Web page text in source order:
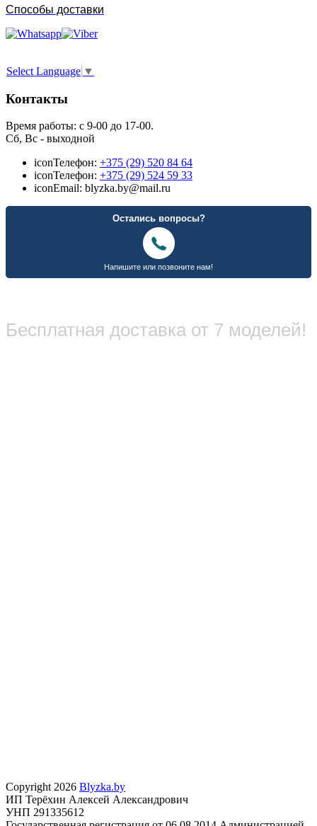
Способы доставки
Select Language ▼
Контакты
Время работы: с 9-00 до 17-00.
Сб, Вс - выходной
iconТелефон: +375 (29) 520 84 64
iconТелефон: +375 (29) 524 59 33
iconEmail: blyzka.by@mail.ru
Бесплатная доставка от 7 моделей!
Copyright 2026 Blyzka.by
ИП Терёхин Алексей Александрович
УНП 291335612